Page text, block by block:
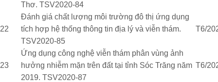
Thơ. TSV2020-84
22
Đánh giá chất lượng môi trường đô thị ứng dụng
tích hợp hệ thống thông tin địa lý và viễn thám.
TSV2020-85
T6/
23
Ứng dụng công nghệ viễn thám phân vùng ảnh
hưởng nhiễm mặn trên đất tại tỉnh Sóc Trăng năm
2019. TSV2020-87
T6/